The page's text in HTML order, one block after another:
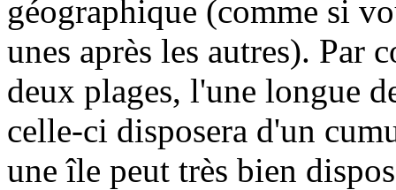
géographique (comme si
unes après les autres). Par
deux plages, l'une longue
celle-ci disposera d'un
une île peut très bien